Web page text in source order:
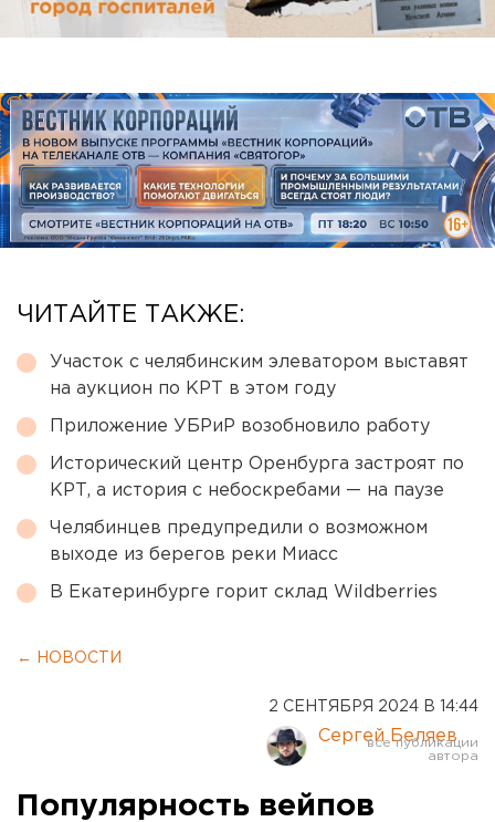
ЧИТАЙТЕ ТАКЖЕ:
Участок с челябинским элеватором выставят
на аукцион по КРТ в этом году
Приложение УБРиР возобновило работу
Исторический центр Оренбурга застроят по
КРТ, а история с небоскребами — на паузе
Челябинцев предупредили о возможном
выходе из берегов реки Миасс
В Екатеринбурге горит склад Wildberries
← НОВОСТИ
2 СЕНТЯБРЯ 2024 В 14:44
Сергей Беляев
Популярность вейпов